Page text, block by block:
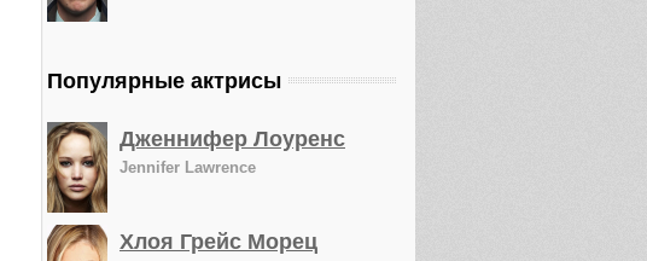
Популярные актрисы
Дженнифер Лоуренс
Jennifer Lawrence
Хлоя Грейс Морец